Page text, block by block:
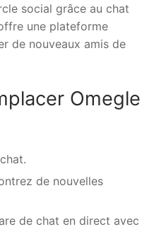
social grâce au chat
une plateforme
de nouveaux amis de
Omegle
de nouvelles
de chat en direct avec